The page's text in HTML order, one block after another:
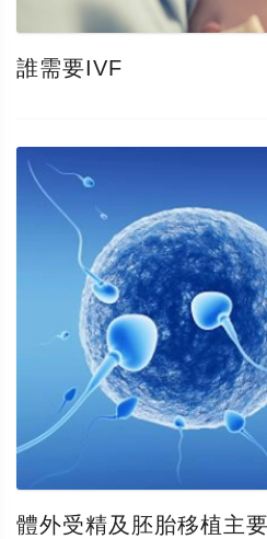
誰需要IVF
體外受精及胚胎移植主